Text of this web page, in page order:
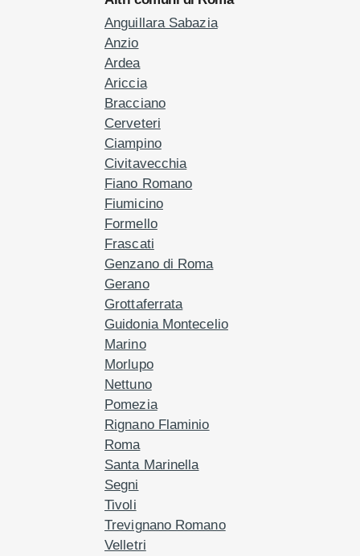
Anguillara Sabazia
Anzio
Ardea
Ariccia
Bracciano
Cerveteri
Ciampino
Civitavecchia
Fiano Romano
Fiumicino
Formello
Frascati
Genzano di Roma
Gerano
Grottaferrata
Guidonia Montecelio
Marino
Morlupo
Nettuno
Pomezia
Rignano Flaminio
Roma
Santa Marinella
Segni
Tivoli
Trevignano Romano
Velletri